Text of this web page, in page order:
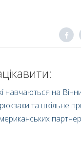
навчаються на
та шкільне